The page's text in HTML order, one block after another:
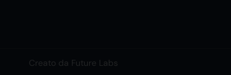
Creato da Future Labs